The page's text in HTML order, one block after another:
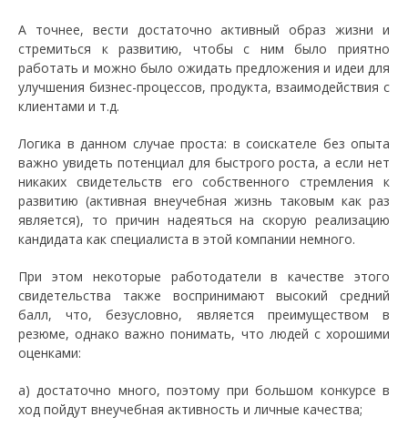
А точнее, вести достаточно активный образ жизни и
стремиться к развитию, чтобы с ним было приятно
работать и можно было ожидать предложения и идеи для
улучшения бизнес-процессов, продукта, взаимодействия с
клиентами и т.д.
Логика в данном случае проста: в соискателе без опыта
важно увидеть потенциал для быстрого роста, а если нет
никаких свидетельств его собственного стремления к
развитию (активная внеучебная жизнь таковым как раз
является), то причин надеяться на скорую реализацию
кандидата как специалиста в этой компании немного.
При этом некоторые работодатели в качестве этого
свидетельства также воспринимают высокий средний
балл, что, безусловно, является преимуществом в
резюме, однако важно понимать, что людей с хорошими
оценками:
а) достаточно много, поэтому при большом конкурсе в
ход пойдут внеучебная активность и личные качества;